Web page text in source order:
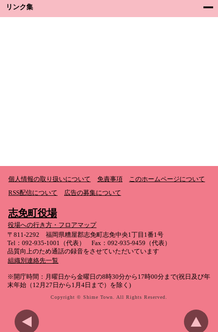
リンク集
個人情報の取り扱いについて 免責事項
このホームページについて
RSS配信について
広告の募集について
志免町役場
役場への行き方・フロアマップ
〒811-2292 福岡県糟屋郡志免町志免中央1丁目1番1号
Tel：092-935-1001（代表） Fax：092-935-9459（代表）
品質向上のため通話の録音をさせていただいています
組織別連絡先一覧
※開庁時間：月曜日から金曜日の8時30分から17時00分まで(祝日及び年
末年始（12月27日から1月4日まで）を除く)
Copyright © Shime Town. All Rights Reserved.